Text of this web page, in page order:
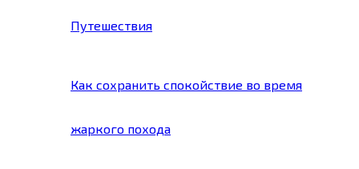
Путешествия
Как сохранить спокойствие во время
жаркого похода